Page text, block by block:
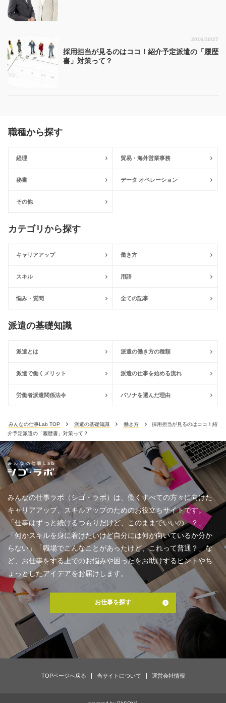
採用担当が見るのはココ！紹介予定派遣の「履歴
書」対策って？
2016/10/27
職種から探す
経理 貿易・海外営業事務
秘書 データ オペレーション
その他
カテゴリから探す
キャリアアップ 働き方
スキル 用語
悩み・質問 全ての記事
派遣の基礎知識
派遣とは 派遣の働き方の種類
派遣で働くメリット 派遣の仕事を始める流れ
労働者派遣関係法令 パソナを選んだ理由
みんなの仕事Lab TOP 派遣の基礎知識 働き方
採用担当が見るのはココ！紹
介予定派遣の「履歴書」対策って？
みんなの仕事ラボ（シゴ・ラボ）は、働くすべての方々に向けた
キャリアアップ、スキルアップのためのお役立ちサイトです。
「仕事はずっと続けるつもりだけど、このままでいいの…？」
「何かスキルを身に着けたいけど自分には何が向いているか分か
らない」「職場でこんなことがあったけど、これって普通？」な
ど、お仕事をする上でのお悩みや困ったをお助けするヒントやち
ょっとしたアイデアをお届けします。
お仕事を探す
TOPページへ戻る 当サイトについて 運営会社情報